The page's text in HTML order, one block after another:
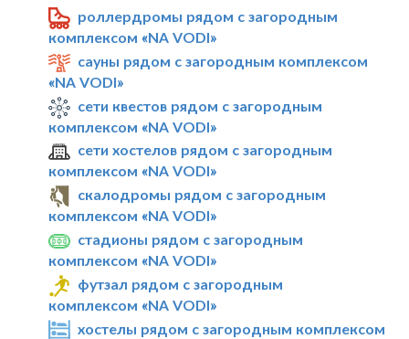
роллердромы рядом с загородным
комплексом «NA VODI»
сауны рядом с загородным комплексом
«NA VODI»
сети квестов рядом с загородным
комплексом «NA VODI»
сети хостелов рядом с загородным
комплексом «NA VODI»
скалодромы рядом с загородным
комплексом «NA VODI»
стадионы рядом с загородным
комплексом «NA VODI»
футзал рядом с загородным
комплексом «NA VODI»
хостелы рядом с загородным комплексом